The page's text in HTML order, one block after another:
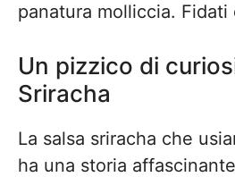
panatura molliccia.
Un pizzico di
Sriracha
La salsa sriracha che
ha una storia